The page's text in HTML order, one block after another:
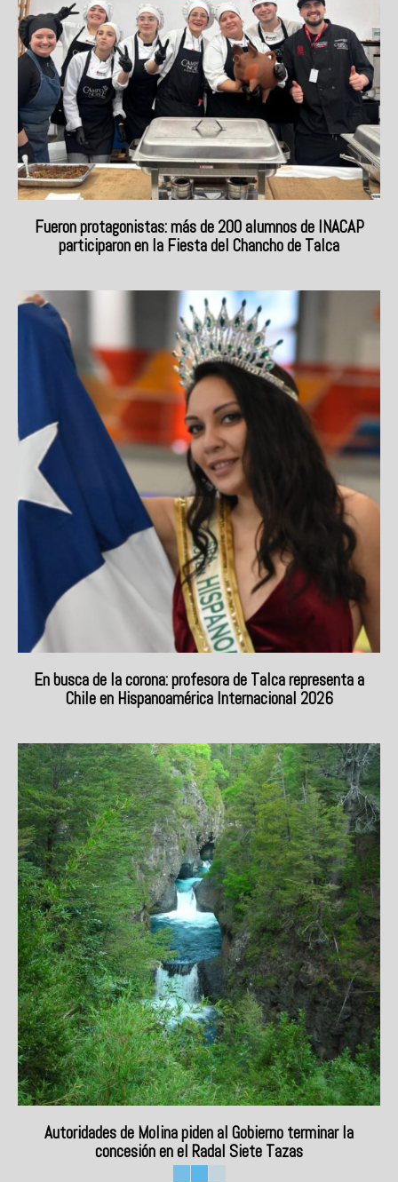
Fueron protagonistas: más de 200 alumnos de INACAP
participaron en la Fiesta del Chancho de Talca
En busca de la corona: profesora de Talca representa a
Chile en Hispanoamérica Internacional 2026
Autoridades de Molina piden al Gobierno terminar la
concesión en el Radal Siete Tazas